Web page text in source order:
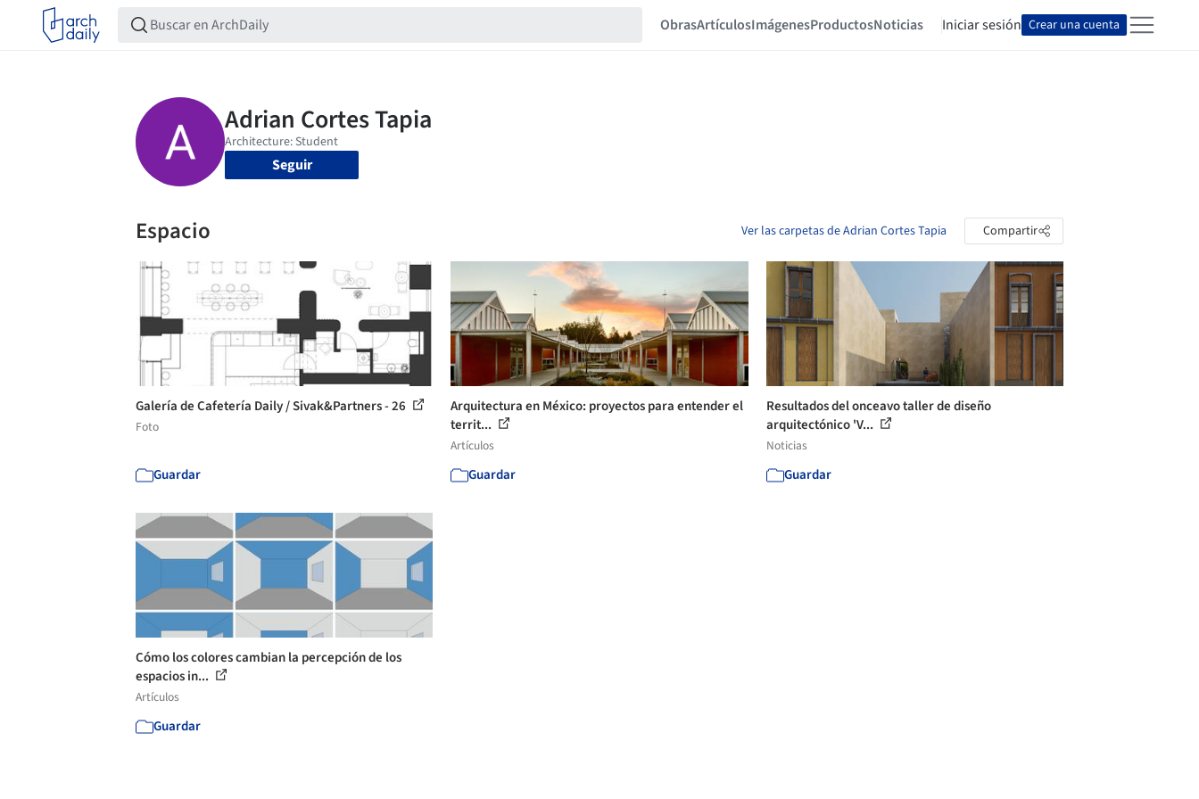
ObrasArtículosImágenesProductosNoticias Iniciar sesión Crear una cuenta
Seguir
Espacio Ver las carpetas de Adrian Cortes Tapia Compartir
Galería de Cafetería Daily / Sivak&Partners - 26
Foto
Guardar
Arquitectura en México: proyectos para entender el
territ...
Artículos
Guardar
Resultados del onceavo taller de diseño
arquitectónico 'V...
Noticias
Guardar
Cómo los colores cambian la percepción de los
espacios in...
Artículos
Guardar